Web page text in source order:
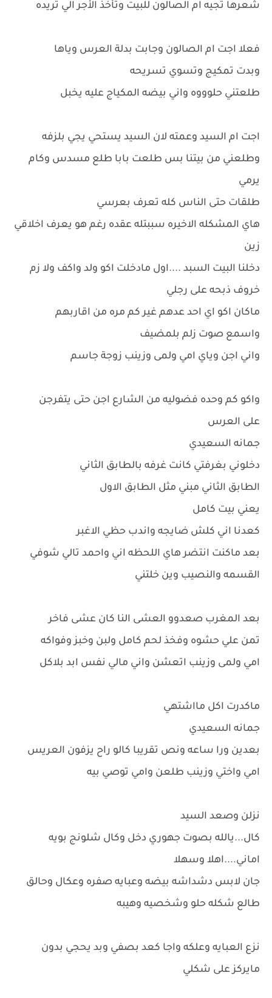
شعرها تجيه ام الصالون للبيت وتأخذ الأجر الي تريده
فعلا اجت ام الصالون وجابت بدلة العرس وياها
وبدت تمكيج وتسوي تسريحه
طلعتني حلوووه واني بيضه المكياج عليه يخبل
اجت ام السيد وعمته لان السيد يستحي يجي بلزفه
وطلعني من بيتنا بس طلعت بابا طلع مسدس وكام
يرمي
طلقات حتى الناس كله تعرف بعرسي
هاي المشكله الاخيره سببتله عقده رغم هو يعرف اخلاقي
زين
دخلنا البيت السبد ....اول مادخلت اكو ولد واكف ولا زم
خروف ذبحه على رجلي
ماكان اكو اي احد عدهم غير كم مره من اقاربهم
واسمع صوت زلم بلمضيف
واني اجن وياي امي ولمى وزينب زوجة جاسم
واكو كم وحده فضوليه من الشارع اجن حتى يتفرجن
على العرس
جمانه السعيدي
دخلوني بغرفتي كانت غرفه بالطابق الثاني
الطابق الثاني مبني مثل الطابق الاول
يعني بيت كامل
كعدنا اني كلش ضايجه واندب حظي الاغبر
بعد ماكنت انتضر هاي اللحظه اني واحمد تالي شوفي
القسمه والنصيب وين خلتني
بعد المغرب صعدوو العشى النا كان عشى فاخر
تمن علي حشوه وفخذ لحم كامل ولبن وخبز وفواكه
امي ولمى وزينب اتعشن واني مالي نفس ابد بلاكل
ماكدرت اكل مااشتهي
جمانه السعيدي
بعدين ورا ساعه ونص تقريبا كالو راح يزفون العريس
امي واختي وزينب طلعن وامي توصي بيه
نزلن وصعد السيد
كال...يالله بصوت جهوري دخل وكال شلونج بويه
اماني....اهلا وسهلا
جان لابس دشداشه بيضه وعبايه صفره وعكال وحالق
طالع شكله حلو وشخصيه وهيبه
نزع العبايه وعلكه واجا كعد بصفي وبد يحجي بدون
مايركز على شكلي